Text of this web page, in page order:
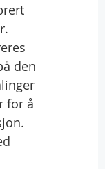
den
for å